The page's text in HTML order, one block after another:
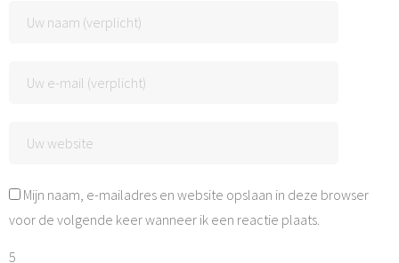
Mijn naam, e-mailadres en website opslaan in deze browser
voor de volgende keer wanneer ik een reactie plaats.
5